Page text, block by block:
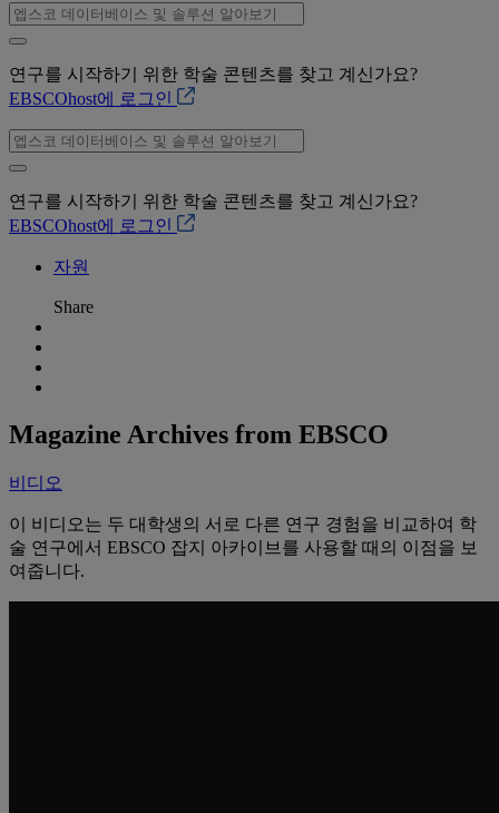
연구를 시작하기 위한 학술 콘텐츠를 찾고 계신가요?
EBSCOhost에 로그인
연구를 시작하기 위한 학술 콘텐츠를 찾고 계신가요?
EBSCOhost에 로그인
자원
Share
Magazine Archives from EBSCO
비디오
이 비디오는 두 대학생의 서로 다른 연구 경험을 비교하여 학
술 연구에서 EBSCO 잡지 아카이브를 사용할 때의 이점을 보
여줍니다.